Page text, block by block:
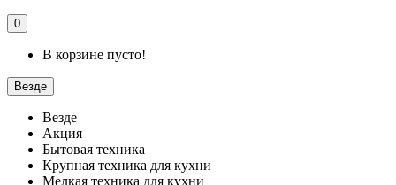
0
В корзине пусто!
Везде
Везде
Акция
Бытовая техника
Крупная техника для кухни
Мелкая техника для кухни